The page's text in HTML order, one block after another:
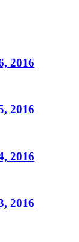
2016
2016
2016
2016